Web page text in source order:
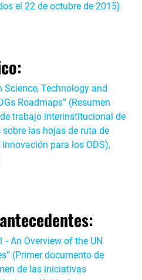
el 22 de octubre de 2015)
Science, Technology and
Roadmaps” (Resumen
trabajo interinstitucional de
sobre las hojas de ruta de
para los ODS),
An Overview of the UN
(Primer documento de
de las iniciativas